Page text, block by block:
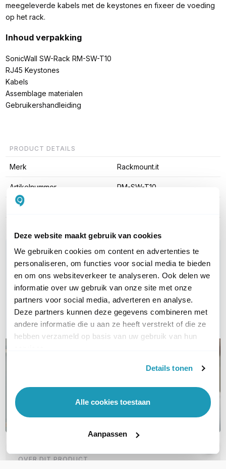
Deze website maakt gebruik van cookies
We gebruiken cookies om content en advertenties te
personaliseren, om functies voor social media te bieden
en om ons websiteverkeer te analyseren. Ook delen we
informatie over uw gebruik van onze site met onze
partners voor social media, adverteren en analyse.
Deze partners kunnen deze gegevens combineren met
andere informatie die u aan ze heeft verstrekt of die ze
hebben verzameld op basis van uw gebruik van hun
Details tonen
Alle cookies toestaan
Aanpassen
meegeleverde kabels met de keystones en fixeer de voeding
op het rack.
Inhoud verpakking
SonicWall SW-Rack RM-SW-T10
RJ45 Keystones
Kabels
Assemblage materialen
Gebruikershandleiding
PRODUCT DETAILS
Merk Rackmount.it
Artikelnummer RM-SW-T10
EAN
WIL JIJ ADVIES OP MAAT?
Vraag het onze experts!
Bel ons
E-mail
OVER DIT PRODUCT